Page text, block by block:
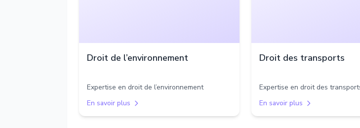
Droit de l’environnement
Expertise en droit de l’environnement
En savoir plus
Droit des transports
Expertise en droit des
En savoir plus